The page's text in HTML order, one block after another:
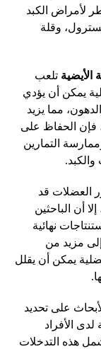
لأمراض الكبد
وقلة
الأيضية تلعب
يمكن أن يؤدي
مما يزيد
فإن الحفاظ على
التمارين
العضلات قد
أن الباحثين
نهائية
مزيد من
يمكن أن يقلل
على تحديد
لدى الأفراد
هذه التدخلات